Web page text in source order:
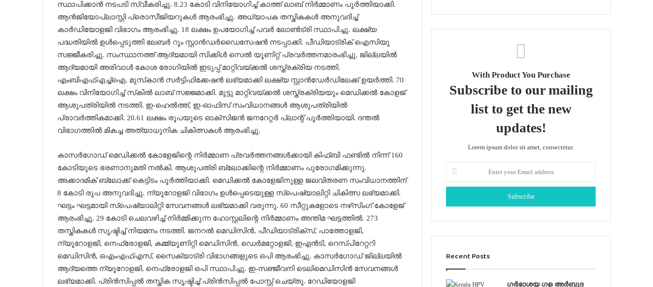
സ്ഥാപിക്കാന്‍ നടപടി സ്വീകരിച്ചു. 8.23 കോടി വിനിയോഗിച്ച് കാത്ത് ലാബ് നിര്‍മ്മാണം പൂര്‍ത്തിയാക്കി.
ആന്‍ജിയോപ്ലാസ്റ്റി പ്രൊസീജിയറുകള്‍ ആരംഭിച്ചു. അധ്യാപക തസ്തികകള്‍ അനുവദിച്ച്
കാര്‍ഡിയോളജി വിഭാഗം ആരംഭിച്ചു. 18 ലക്ഷം ഉപയോഗിച്ച് പവര്‍ ലോണ്‍ട്രി സ്ഥാപിച്ചു. ലക്ഷ്യ
പദ്ധതിയില്‍ ഉള്‍പ്പെടുത്തി ലേബര്‍ റൂം സ്റ്റാന്‍ഡര്‍ഡൈസേഷന്‍ നടപ്പാക്കി. പീഡിയാട്രിക് ഐസിയു
സജ്ജീകരിച്ചു. സംസ്ഥാനത്ത് ആദ്യമായി സിക്കിള്‍ സെല്‍ യൂണിറ്റ് പ്രവര്‍ത്തനമാരംഭിച്ചു. ജില്ലയില്‍
ആദ്യമായി അരിവാള്‍ കോശ രോഗിയില്‍ ഇടുപ്പ് മാറ്റിവയ്ക്കല്‍ ശസ്ത്രക്രിയ നടത്തി.
എംബിഎഫ്എച്ച്ഐ, മുസ്‌കാന്‍ സര്‍ട്ടിഫിക്കേഷന്‍ ലഭ്യമാക്കി ലക്ഷ്യ സ്റ്റാന്‍ഡേര്‍ഡിലേക്ക് ഉയര്‍ത്തി. 70
ലക്ഷം വിനിയോഗിച്ച് സ്‌കില്‍ ലാബ് സജ്ജമാക്കി. മുട്ടു മാറ്റിവയ്ക്കല്‍ ശസ്ത്രക്രിയയും മെഡിക്കല്‍ കോളജ്
ആശുപത്രിയില്‍ നടത്തി. ഇ-ഹെല്‍ത്ത്, ഇ-ഓഫിസ് സംവിധാനങ്ങള്‍ ആശുപത്രിയില്‍
പ്രാവര്‍ത്തികമാക്കി. 20.61 ലക്ഷം രൂപയുടെ ഓക്സിജന്‍ ജനറേറ്റര്‍ പ്ലാന്റ് പൂര്‍ത്തിയായി. ദന്തല്‍
വിഭാഗത്തില്‍ മികച്ച അത്യാധുനിക ചികിത്സകള്‍ ആരംഭിച്ചു.
കാസര്‍ഗോഡ് മെഡിക്കല്‍ കോളേജിന്റെ നിര്‍മ്മാണ പ്രവര്‍ത്തനങ്ങള്‍ക്കായി കിഫ്ബി ഫണ്ടില്‍ നിന്ന് 160
കോടിയുടെ ഭരണാനുമതി നല്‍കി. ആശുപത്രി ബ്ലോക്കിന്റെ നിര്‍മ്മാണം പുരോഗമിക്കുന്നു.
അക്കാദമിക് ബ്ലോക്ക് കെട്ടിടം പൂര്‍ത്തിയാക്കി. മെഡിക്കല്‍ കോളേജിനുള്ള ജലവിതരണ സംവിധാനത്തിന്
8 കോടി രൂപ അനുവദിച്ചു. ന്യൂറോളജി വിഭാഗം ഉള്‍പ്പെടെയുള്ള സ്‌പെഷ്യാലിറ്റി ചികിത്സ ലഭ്യമാക്കി.
ഘട്ടം ഘട്ടമായി സ്‌പെഷ്യാലിറ്റി സേവനങ്ങള്‍ ലഭ്യമാക്കി വരുന്നു. 60 സീറ്റുകളോടെ നഴ്‌സിംഗ് കോളേജ്
ആരംഭിച്ചു. 29 കോടി ചെലവഴിച്ച് നിര്‍മ്മിക്കുന്ന ഹോസ്റ്റലിന്റെ നിര്‍മ്മാണം അന്തിമ ഘട്ടത്തില്‍. 273
തസ്തികകള്‍ സൃഷ്ടിച്ച് നിയമനം നടത്തി. ജനറല്‍ മെഡിസിന്‍, പീഡിയാട്രിക്‌സ്, പാത്തോളജി,
ന്യൂറോളജി, നെഫ്രോളജി, കമ്മ്യൂണിറ്റി മെഡിസിന്‍, ഡെര്‍മറ്റോളജി, ഇഎന്‍ടി, റെസ്പിറേറ്ററി
മെഡിസിന്‍, ഒഎംഎഫ്എസ്, സൈക്യാട്രി വിഭാഗങ്ങളുടെ ഒപി ആരംഭിച്ചു. കാസര്‍ഗോഡ് ജില്ലയില്‍
ആദ്യത്തെ ന്യൂറോളജി, നെഫ്രോളജി ഒപി സ്ഥാപിച്ചു. ഇ-സഞ്ജീവനി ടെലിമെഡിസിന്‍ സേവനങ്ങള്‍
ലഭ്യമാക്കി. പ്രിന്‍സിപ്പല്‍ തസ്തിക സൃഷ്ടിച്ച് പ്രിന്‍സിപ്പല്‍ പോസ്റ്റ് ചെയ്തു. റേഡിയോളജി
With Product You Purchase
Subscribe to our mailing
list to get the new
updates!
Lorem ipsum dolor sit amet, consectetur.
your
Email
Recent Posts
ഗർഭാശയ ഗള അർബുദ